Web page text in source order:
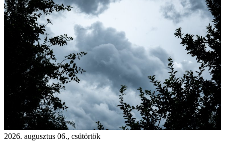
2026. augusztus 06., csütörtök